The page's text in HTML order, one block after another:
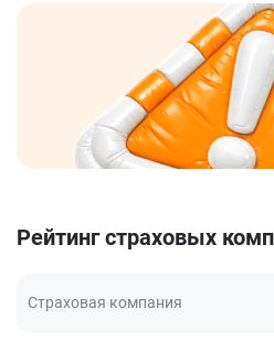
Рейтинг страховых
Страховая компания